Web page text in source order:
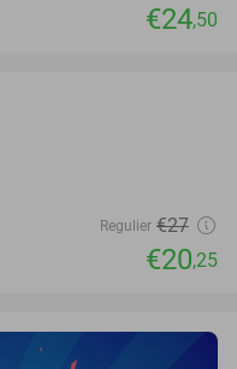
€24,50
Regulier €27
€20,25